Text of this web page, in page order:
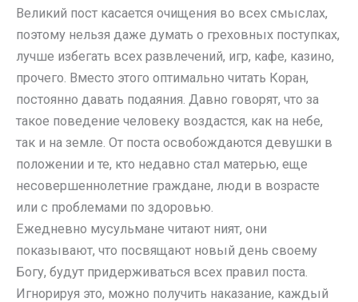
Великий пост касается очищения во всех смыслах,
поэтому нельзя даже думать о греховных поступках,
лучше избегать всех развлечений, игр, кафе, казино,
прочего. Вместо этого оптимально читать Коран,
постоянно давать подаяния. Давно говорят, что за
такое поведение человеку воздастся, как на небе,
так и на земле. От поста освобождаются девушки в
положении и те, кто недавно стал матерью, еще
несовершеннолетние граждане, люди в возрасте
или с проблемами по здоровью.
Ежедневно мусульмане читают ният, они
показывают, что посвящают новый день своему
Богу, будут придерживаться всех правил поста.
Игнорируя это, можно получить наказание, каждый